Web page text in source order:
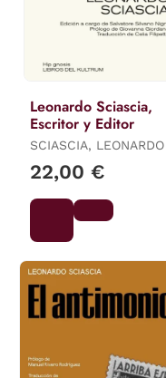
Leonardo Sciascia,
Escritor y Editor
SCIASCIA, LEONARDO
22,00 €